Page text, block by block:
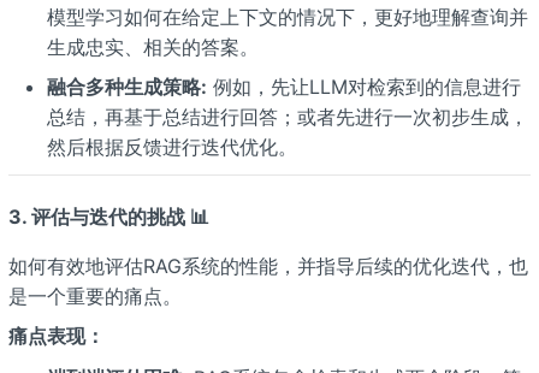
模型学习如何在给定上下文的情况下，更好地理解查询并
生成忠实、相关的答案。
融合多种生成策略: 例如，先让LLM对检索到的信息进行
总结，再基于总结进行回答；或者先进行一次初步生成，
然后根据反馈进行迭代优化。
3. 评估与迭代的挑战 📊
如何有效地评估RAG系统的性能，并指导后续的优化迭代，也
是一个重要的痛点。
痛点表现：